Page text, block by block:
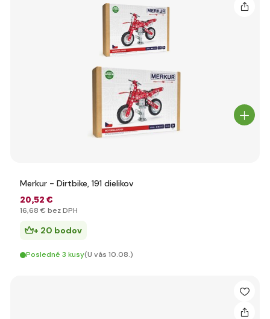
Merkur - Dirtbike, 191 dielikov
20,52 €
16,68 € bez DPH
+ 20 bodov
Posledné 3 kusy(U vás 10.08.)